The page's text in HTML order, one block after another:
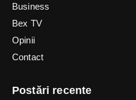
Business
Bex TV
Opinii
Contact
Postări recente